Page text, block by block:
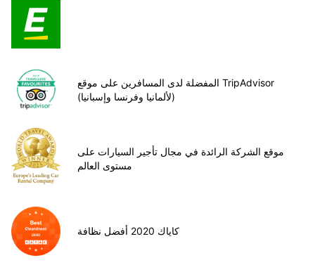
المفضلة لدى المسافرين على موقع TripAdvisor
(لألمانيا وفرنسا وإسبانيا)
موقع الشركة الرائدة في مجال تأجير السيارات على
مستوى العالم
كاياك 2020 أفضل نظافة